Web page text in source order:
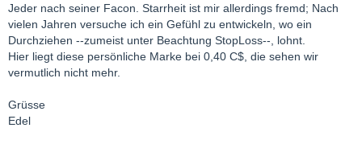
Jeder nach seiner Facon. Starrheit ist mir allerdings fremd; Nach
vielen Jahren versuche ich ein Gefühl zu entwickeln, wo ein
Durchziehen --zumeist unter Beachtung StopLoss--, lohnt.
Hier liegt diese persönliche Marke bei 0,40 C$, die sehen wir
vermutlich nicht mehr.
Grüsse
Edel